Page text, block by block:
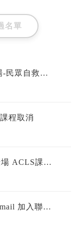
名單
-民眾自救訓
程取消
場 ACLS課程
加入聯絡